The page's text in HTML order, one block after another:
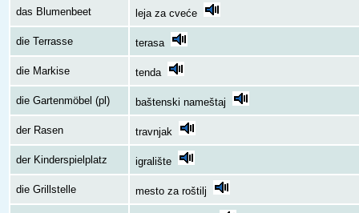
das Blumenbeet
leja za cveće
die Terrasse terasa
die Markise tenda
die Gartenmöbel (pl) baštenski nameštaj
der Rasen travnjak
der Kinderspielplatz igralište
die Grillstelle mesto za roštilj